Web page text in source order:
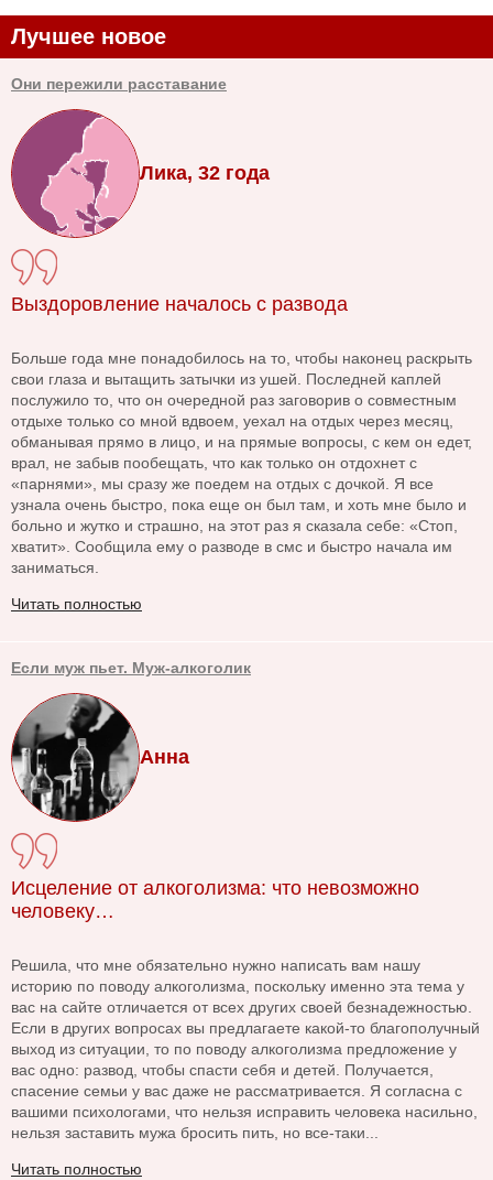
Лучшее новое
Они пережили расставание
Лика, 32 года
Выздоровление началось с развода
Больше года мне понадобилось на то, чтобы наконец раскрыть
свои глаза и вытащить затычки из ушей. Последней каплей
послужило то, что он очередной раз заговорив о совместным
отдыхе только со мной вдвоем, уехал на отдых через месяц,
обманывая прямо в лицо, и на прямые вопросы, с кем он едет,
врал, не забыв пообещать, что как только он отдохнет с
«парнями», мы сразу же поедем на отдых с дочкой. Я все
узнала очень быстро, пока еще он был там, и хоть мне было и
больно и жутко и страшно, на этот раз я сказала себе: «Стоп,
хватит». Сообщила ему о разводе в смс и быстро начала им
заниматься.
Читать полностью
Если муж пьет. Муж-алкоголик
Анна
Исцеление от алкоголизма: что невозможно
человеку…
Решила, что мне обязательно нужно написать вам нашу
историю по поводу алкоголизма, поскольку именно эта тема у
вас на сайте отличается от всех других своей безнадежностью.
Если в других вопросах вы предлагаете какой-то благополучный
выход из ситуации, то по поводу алкоголизма предложение у
вас одно: развод, чтобы спасти себя и детей. Получается,
спасение семьи у вас даже не рассматривается. Я согласна с
вашими психологами, что нельзя исправить человека насильно,
нельзя заставить мужа бросить пить, но все-таки...
Читать полностью